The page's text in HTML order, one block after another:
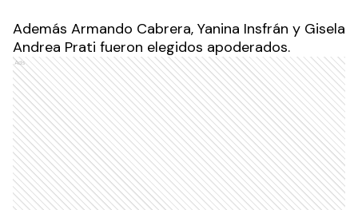
Además Armando Cabrera, Yanina Insfrán y Gisela
Andrea Prati fueron elegidos apoderados.
Ads